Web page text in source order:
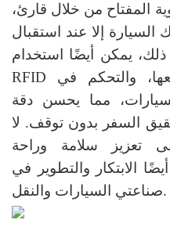
المفتاح من خلال قارئ،
إلا عند استقبال
ذلك، يمكن أيضًا استخدام
RFID لتحديد موقع السيارة وتتبعها، والتحكم في
مما يحسن دقة
السفر بدون توقف. لا
تعزيز سلامة وراحة
الابتكار والتطوير في
صناعتي السيارات والنقل.